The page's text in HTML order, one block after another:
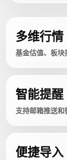
多维行情
基金估值、板块
智能提醒
支持邮箱推送
便捷导入